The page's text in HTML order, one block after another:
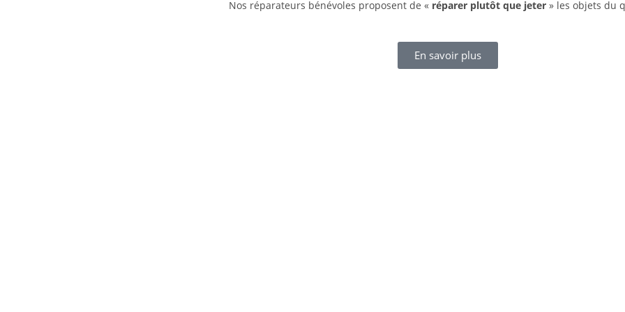
Nos réparateurs bénévoles proposent de « réparer plutôt que jeter» les objets du
En savoir plus